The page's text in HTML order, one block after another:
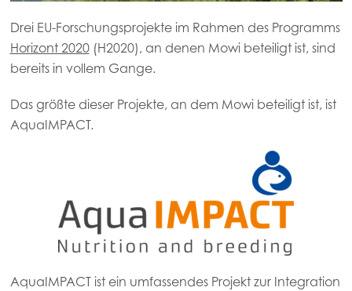
Drei EU-Forschungsprojekte im Rahmen des Programms
Horizont 2020(H2020), an denen Mowi beteiligt ist, sind
bereits in vollem Gange.
Das größte dieser Projekte, an dem Mowi beteiligt ist, ist
AquaIMPACT.
AquaIMPACT ist ein umfassendes Projekt zur Integration